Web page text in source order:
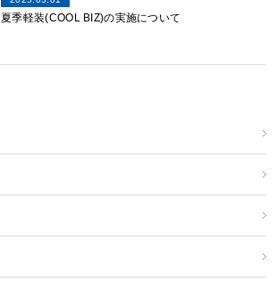
夏季軽装(COOL BIZ)の実施について